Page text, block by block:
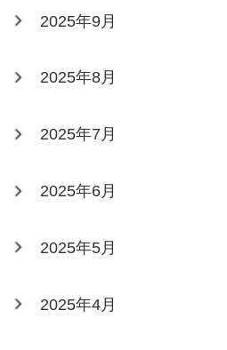
2025年9月
2025年8月
2025年7月
2025年6月
2025年5月
2025年4月